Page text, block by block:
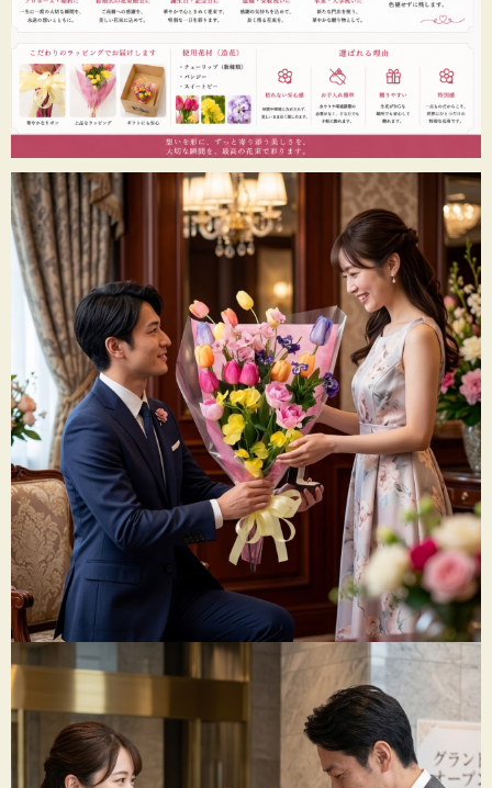
色褪せない至高のギフトです。